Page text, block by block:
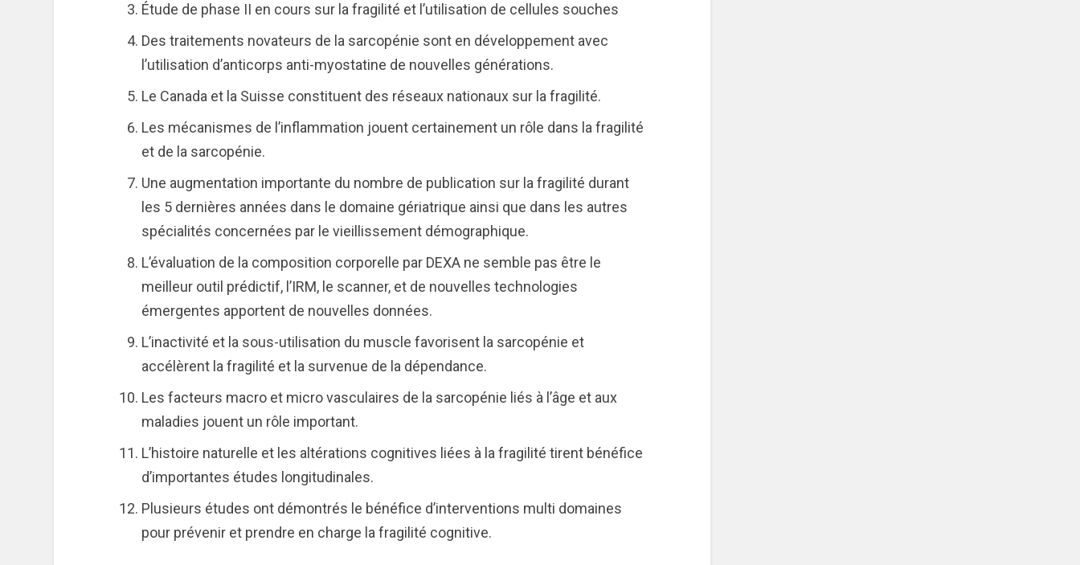
Étude de phase II en cours sur la fragilité et l’utilisation de cellules souches
Des traitements novateurs de la sarcopénie sont en développement avec
l’utilisation d’anticorps anti-myostatine de nouvelles générations.
Le Canada et la Suisse constituent des réseaux nationaux sur la fragilité.
Les mécanismes de l’inflammation jouent certainement un rôle dans la fragilité
et de la sarcopénie.
Une augmentation importante du nombre de publication sur la fragilité durant
les 5 dernières années dans le domaine gériatrique ainsi que dans les autres
spécialités concernées par le vieillissement démographique.
L’évaluation de la composition corporelle par DEXA ne semble pas être le
meilleur outil prédictif, l’IRM, le scanner, et de nouvelles technologies
émergentes apportent de nouvelles données.
L’inactivité et la sous-utilisation du muscle favorisent la sarcopénie et
accélèrent la fragilité et la survenue de la dépendance.
Les facteurs macro et micro vasculaires de la sarcopénie liés à l’âge et aux
maladies jouent un rôle important.
L’histoire naturelle et les altérations cognitives liées à la fragilité tirent bénéfice
d’importantes études longitudinales.
Plusieurs études ont démontrés le bénéfice d’interventions multi domaines
pour prévenir et prendre en charge la fragilité cognitive.